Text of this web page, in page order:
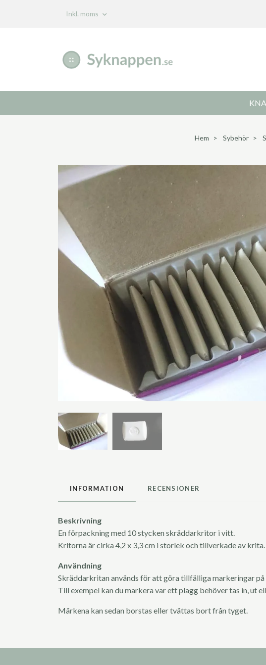
Inkl. moms
Hem Sybehör
INFORMATION RECENSIONER
Beskrivning
En förpackning med 10 stycken skräddarkritor i vitt.
Kritorna är cirka 4,2 x 3,3 cm i storlek och tillverkade av krita.
Användning
Skräddarkritan används för att göra tillfälliga markeringar på
Till exempel kan du markera var ett plagg behöver tas in, ut
Märkena kan sedan borstas eller tvättas bort från tyget.